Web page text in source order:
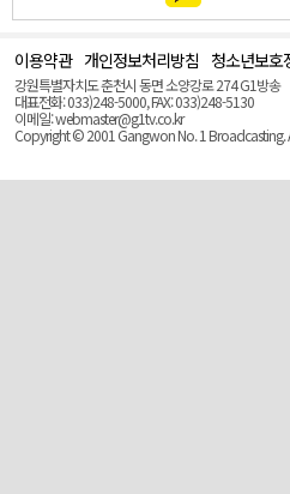
이용약관 개인정보처리방침 청소년보호
강원특별자치도 춘천시 동면 소양강로 274 G1방송
대표전화: 033)248-5000, FAX: 033)248-5130
이메일: webmaster@g1tv.co.kr
Copyright © 2001 Gangwon No. 1 Broadcasting.